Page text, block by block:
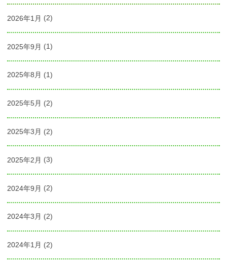
2026年1月 (2)
2025年9月 (1)
2025年8月 (1)
2025年5月 (2)
2025年3月 (2)
2025年2月 (3)
2024年9月 (2)
2024年3月 (2)
2024年1月 (2)